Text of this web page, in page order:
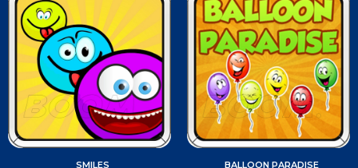
SMILES BALLOON PARADISE